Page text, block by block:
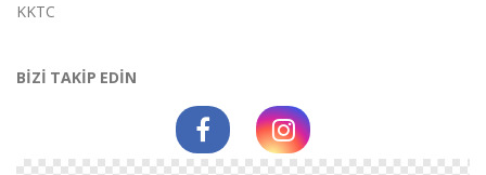
KKTC
BİZİ TAKİP EDİN